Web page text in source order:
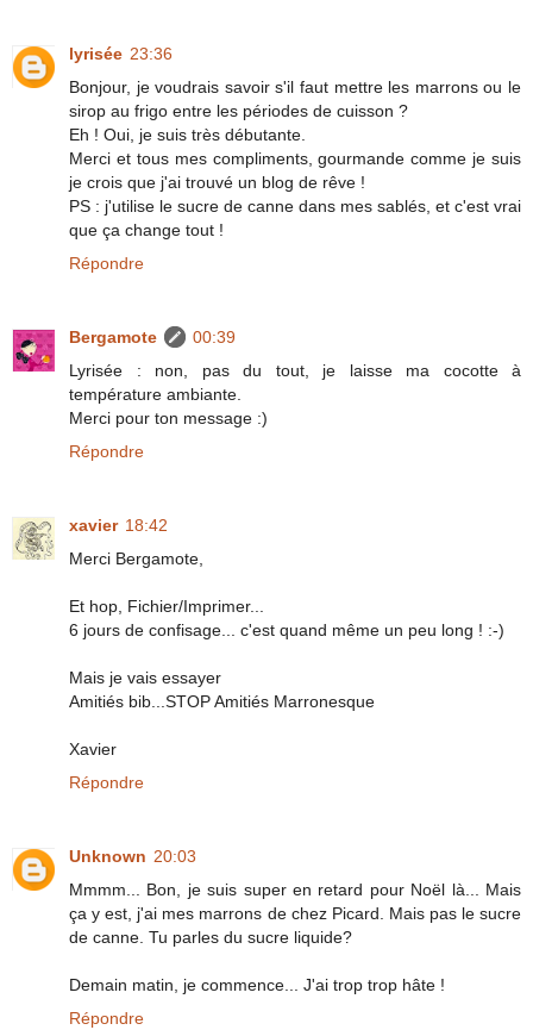
lyrisée 23:36
Bonjour, je voudrais savoir s'il faut mettre les marrons ou le
sirop au frigo entre les périodes de cuisson ?
Eh ! Oui, je suis très débutante.
Merci et tous mes compliments, gourmande comme je suis
je crois que j'ai trouvé un blog de rêve !
PS : j'utilise le sucre de canne dans mes sablés, et c'est vrai
que ça change tout !
Répondre
Bergamote
00:39
Lyrisée : non, pas du tout, je laisse ma cocotte à
température ambiante.
Merci pour ton message :)
Répondre
xavier 18:42
Merci Bergamote,
Et hop, Fichier/Imprimer...
6 jours de confisage... c'est quand même un peu long ! :-)
Mais je vais essayer
Amitiés bib...STOP Amitiés Marronesque
Xavier
Répondre
Unknown 20:03
Mmmm... Bon, je suis super en retard pour Noël là... Mais
ça y est, j'ai mes marrons de chez Picard. Mais pas le sucre
de canne. Tu parles du sucre liquide?
Demain matin, je commence... J'ai trop trop hâte !
Répondre